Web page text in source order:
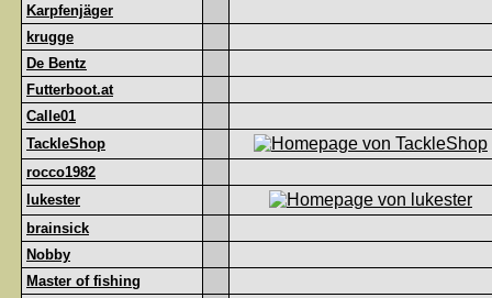
Karpfenjäger
krugge
De Bentz
Futterboot.at
Calle01
TackleShop
rocco1982
lukester
brainsick
Nobby
Master of fishing